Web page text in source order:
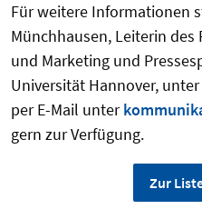
Für weitere Informationen
Münchhausen, Leiterin
und Marketing und
Universität Hannover,
per E-Mail unter
gern zur Verfügung.
Zur